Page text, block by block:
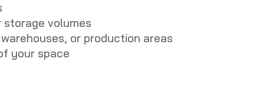
storage volumes
or production areas
your space